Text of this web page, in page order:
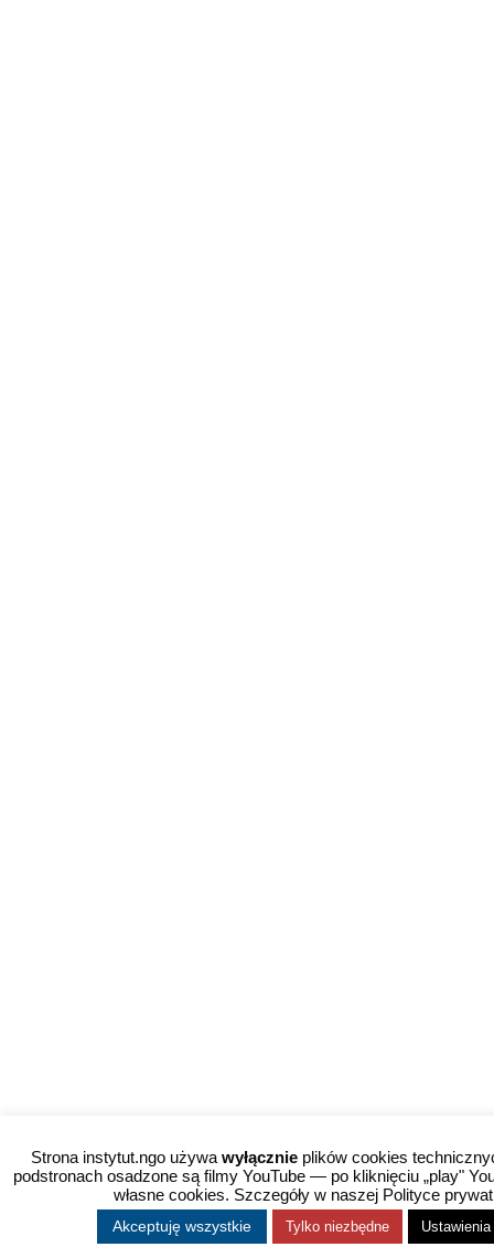
Strona instytut.ngo używawyłącznie plików cookies
podstronach osadzone są filmy YouTube — po kliknięciu „play"
własne cookies. Szczegóły w naszej Polityce
Akceptuję wszystkie Tylko niezbędne